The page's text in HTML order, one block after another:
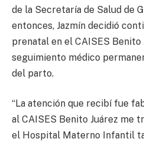
de la Secretaría de Salud de
entonces, Jazmín decidió
prenatal en el CAISES Benito
seguimiento médico
del parto.
“La atención que recibí fue
al CAISES Benito Juárez me
el Hospital Materno Infantil